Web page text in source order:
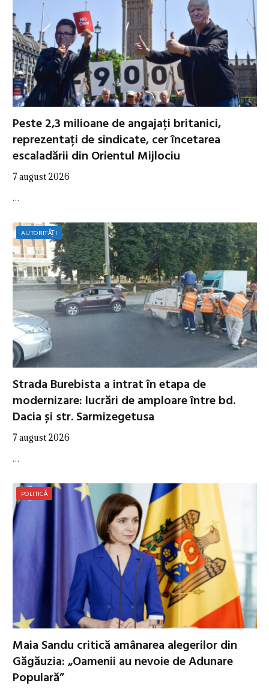
Peste 2,3 milioane de angajați britanici,
reprezentați de sindicate, cer încetarea
escaladării din Orientul Mijlociu
7 august 2026
…
AUTORITĂȚI
Strada Burebista a intrat în etapa de
modernizare: lucrări de amploare între bd.
Dacia și str. Sarmizegetusa
7 august 2026
…
POLITICĂ
Maia Sandu critică amânarea alegerilor din
Găgăuzia: „Oamenii au nevoie de Adunare
Populară”